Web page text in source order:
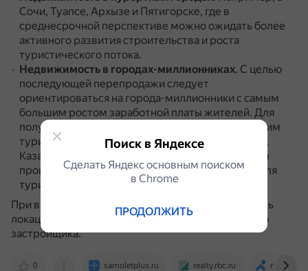
Сочи, Туапсе, Архызе и Пятигорске, где в
среднесрочной перспективе можно ожидать более
активного развития строительства и роста
туристического потока.
Недвижимость в городах-миллионниках. С целью
последующей перепродажи следует
ориентироваться на города-миллионники с самым
большим ростом заработной платы жителей. Для
получения рентного дохода — на города с высоким
туристическим потенциалом (Санкт-Петербург,
Казань и другие крупные города с историческим
прошлым и развивающейся инфраструктурой для
туризма и отдыха).
При выборе недвижимости также стоит учитывать
локацию, стадию готовности объекта и репутацию
застройщика.
0 samoletplus.ru realty.rbc.ru
Поиск в Яндексе
Сделать Яндекс основным поиском
в Сhrome
ПРОДОЛЖИТЬ